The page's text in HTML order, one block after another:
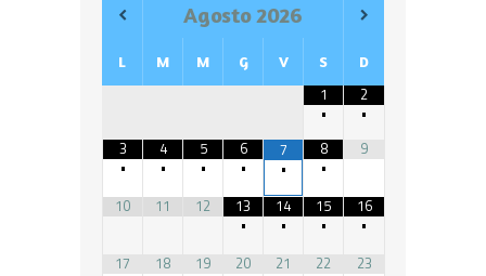
Agosto2026
L M M G V S D
1
•
2
•
3
•
4
•
5
•
6
•
7
•
8
•
9
10 11 12
13
•
14
•
15
•
16
•
17
18 19 20 21 22 23